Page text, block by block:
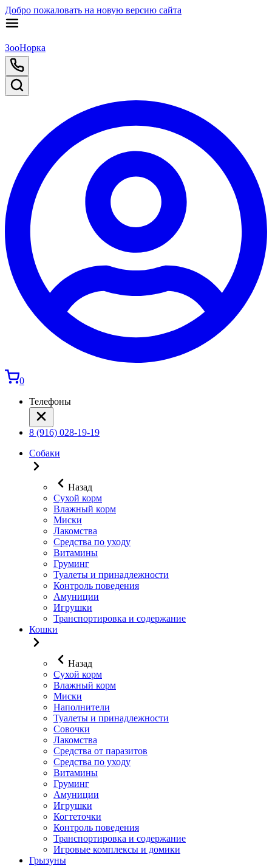
Добро пожаловать на новую версию сайта
ЗооНорка
0
Телефоны
8 (916) 028-19-19
Собаки
Назад
Сухой корм
Влажный корм
Миски
Лакомства
Средства по уходу
Витамины
Груминг
Туалеты и принадлежности
Контроль поведения
Амуниции
Игрушки
Транспортировка и содержание
Кошки
Назад
Сухой корм
Влажный корм
Миски
Наполнители
Туалеты и принадлежности
Совочки
Лакомства
Средства от паразитов
Средства по уходу
Витамины
Груминг
Амуниции
Игрушки
Когтеточки
Контроль поведения
Транспортировка и содержание
Игровые комплексы и домики
Грызуны